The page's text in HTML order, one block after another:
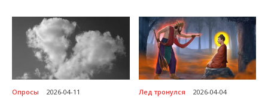
Опросы 2026-04-11 Лед тронулся 2026-04-04